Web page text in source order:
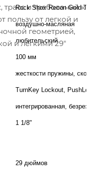
трасс и требований к
пользу от легкой и
геометрией,
и легкими 29"
Rock Shox Recon Gold TK
воздушно-масляная
любительский
100 мм
жесткости пружины,
TurnKey Lockout, PushLoc
интегрированная,
1 1/8"
29 дюймов